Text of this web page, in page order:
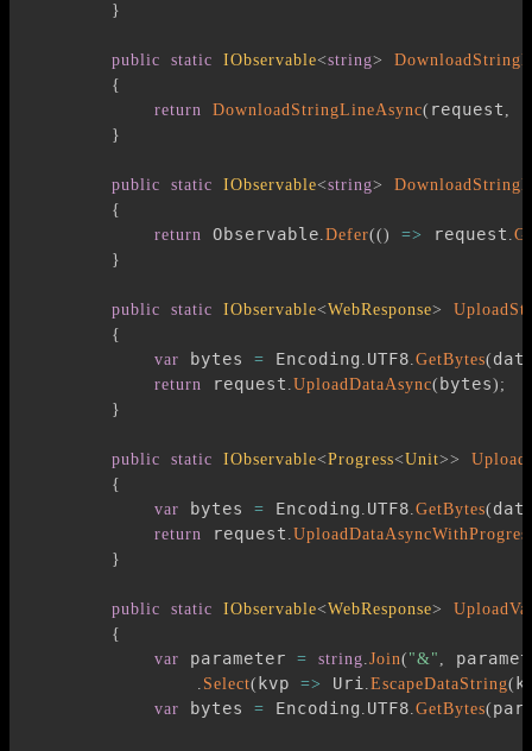
}
public static IObservable<string>
{
return
DownloadStringLineAsync( request ,
}
public static IObservable<string>
{
return Observable.Defer(() => request .
}
public static IObservable<WebResponse>
{
var bytes = Encoding . UTF8.GetBytes(
return request .UploadDataAsync( bytes) ;
}
public static IObservable<Progress<Unit>>
{
var bytes = Encoding . UTF8.GetBytes(
return request .
}
public static IObservable<WebResponse>
{
var parameter = string.Join( "&" ,
. Select( kvp => Uri.EscapeDataString(
var bytes = Encoding . UTF8.GetBytes(